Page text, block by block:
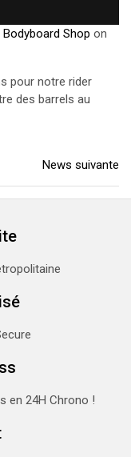
Bodyboard Shop on
pour notre rider
des barrels au
News suivante
en 24H Chrono !